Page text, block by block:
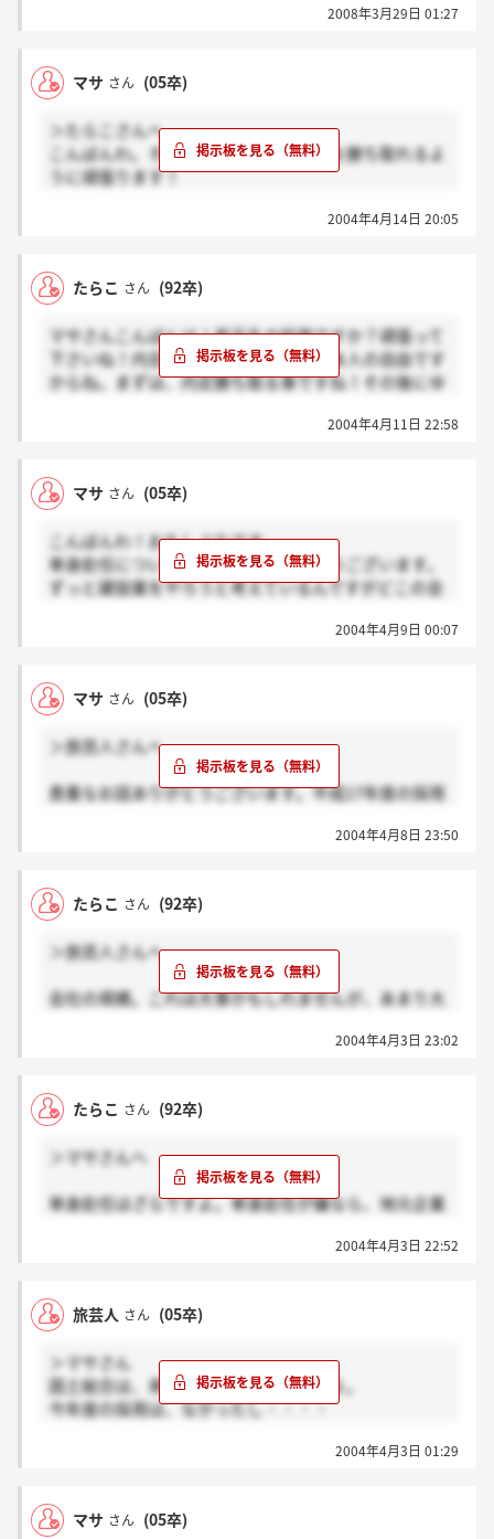
2008年3月29日 01:27
マサ さん (05卒)
＞たらこさんへ
こんばんわ。そうですね！まずは内定を勝ち取れるよ
うに頑張ります！
2004年4月14日 20:05
たらこ さん (92卒)
マサさんこんばんは！若干名の採用ですか？頑張って
下さいね！内定貰えば行く行かないは本人の自由です
からね。まずは、内定勝ち取る事ですね！その後にゆ
後輩に聞いた話によると、面接・作文・一般常識だと
しくなってるみたいですけどね。堀○常務に宜しく伝
えて下さい(~o~)
2004年4月11日 22:58
マサ さん (05卒)
こんばんわ！お久しぶりです。
単身赴任について教えて頂きありがとうございます。
ずっと建設業をやろうと考えているんですがどこの会
るようなことを言っていて社員の方々はどのように暮
ありがとうございます。国土総合建設の人事の方に資
料も送付して頂き6月頃採用試験が行われるようなの
また質問等させて頂くと思いますのでよろしくお願い
2004年4月9日 00:07
マサ さん (05卒)
＞旅芸人さんへ
貴重なお話ありがとうございます。平成17年度の採用
用はあるみたいなんですがやっぱり若干名らしいで
ついても調べるようにしていこうと思います。
2004年4月8日 23:50
たらこ さん (92卒)
＞旅芸人さんへ
会社の規模。これは大事かもしれませんが、あまり大
て思ったのは、小さな会社程任せられ仕事の比重は大
年目と小規模の10年では小規模の10年の方が濃い人生
だと思いますよ。建設業は一人年間出来高1億です。
止まりか中小企業で支店長か！？
それと、給料は大事ですね。確かに！やりたい仕事で
も結局は給料貰って生活していくわけですからね。で
した所がいいと思います。目に見えない出費が多くな
づらいですよね。
あっても少ない事は確かでしょうね？
HPに出ているのでしょうかね？ちなみにHPに載って
る人は私の同期でした。
2004年4月3日 23:02
たらこ さん (92卒)
＞マサさんへ
単身赴任はざらですよ。単身赴任が嫌なら、地元企業
に入るまでは連れて移動してますけど、学校に入る頃
様な大規模工事になると連れて来る人居ますけど。単
身赴任者は月に1回往復交通費が支給されています。
ね。帰るのは盆正月って人が多いと思いますよ。ま
ぁ、これは個人の考えによる所が多いと思います。帰
らなくても交通費出ますから、それを貯金する人、遊
2004年4月3日 22:52
旅芸人 さん (05卒)
＞マサさん
国土総合は、来年新規採用しないかもよ。
今年度の採用は、なかったし・・・・
したほうが、いいと思いますよ。売上1000億以上の会
す。
それと、給与も調べたほうがいいですよ。
2004年4月3日 01:29
マサ さん (05卒)